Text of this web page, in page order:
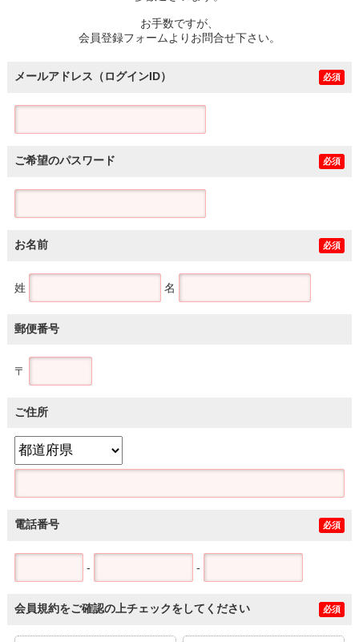
お手数ですが、
会員登録フォームよりお問合せ下さい。
メールアドレス（ログインID） 必須
ご希望のパスワード 必須
お名前 必須
姓 名
郵便番号
〒
ご住所
電話番号 必須
- -
会員規約をご確認の上チェックをしてください 必須